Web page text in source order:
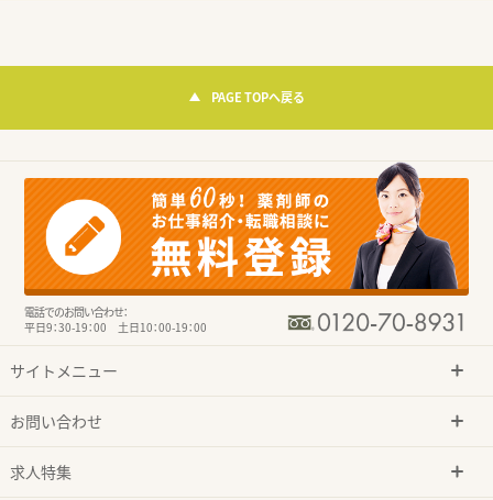
PAGE TOPへ戻る
電話でのお問い合わせ：
平日9：30-19：00 土日10：00-19：00
サイトメニュー
お問い合わせ
求人特集